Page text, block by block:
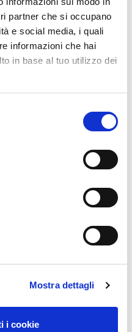
partner che si occupano
e social media, i quali
informazioni che hai
in base al tuo utilizzo dei
Mostra dettagli
i cookie
APERTE
I LAVORATORI
NO.